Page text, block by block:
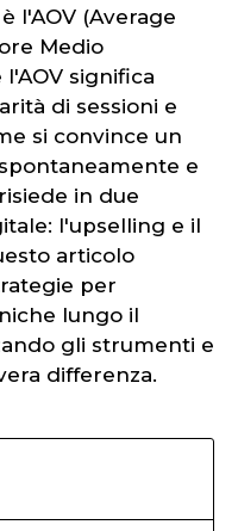
l'AOV (Average
Medio
significa
di sessioni e
si convince un
e
in due
l'upselling e il
articolo
per
lungo il
gli strumenti e
differenza.